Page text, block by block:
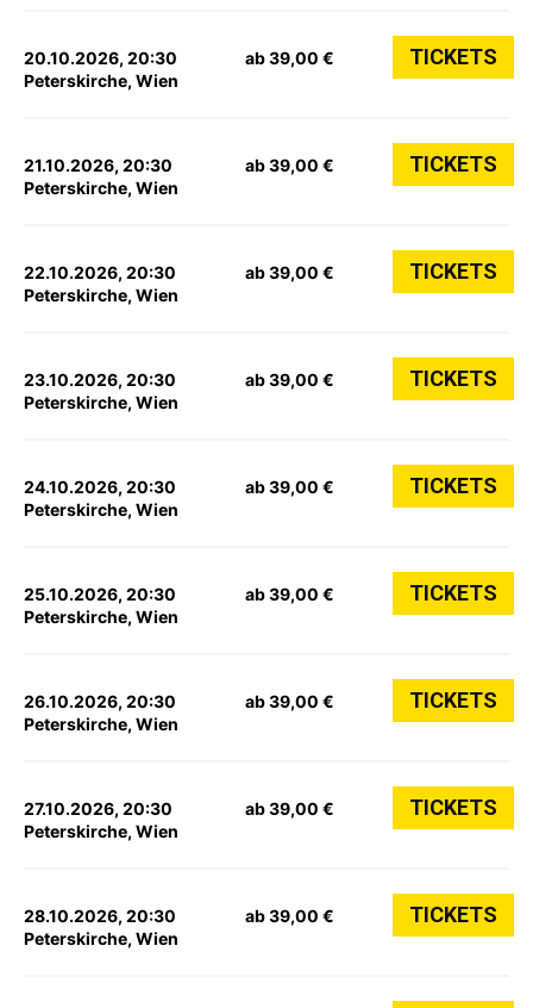
20.10.2026, 20:30
Peterskirche, Wien
ab 39,00 € TICKETS
21.10.2026, 20:30
Peterskirche, Wien
ab 39,00 € TICKETS
22.10.2026, 20:30
Peterskirche, Wien
ab 39,00 € TICKETS
23.10.2026, 20:30
Peterskirche, Wien
ab 39,00 € TICKETS
24.10.2026, 20:30
Peterskirche, Wien
ab 39,00 € TICKETS
25.10.2026, 20:30
Peterskirche, Wien
ab 39,00 € TICKETS
26.10.2026, 20:30
Peterskirche, Wien
ab 39,00 € TICKETS
27.10.2026, 20:30
Peterskirche, Wien
ab 39,00 € TICKETS
28.10.2026, 20:30
Peterskirche, Wien
ab 39,00 € TICKETS